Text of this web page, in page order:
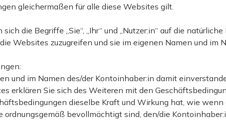
gleichermaßen für alle diese Websites gilt.
die Begriffe „Sie“, „Ihr“ und „Nutzer:in“ auf die
Websites zuzugreifen und sie im eigenen Namen und im
und im Namen des/der Kontoinhaber:in damit
erklären Sie sich des Weiteren mit den
dieselbe Kraft und Wirkung hat, wie